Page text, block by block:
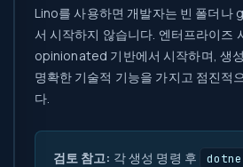
Lino를 사용하면 개발자는 빈 폴더
서 시작하지 않습니다. 엔터프라이즈
opinionated 기반에서 시작하며, 생
명확한 기술적 기능을 가지고 점진적
다.
검토 참고: 각 생성 명령 후